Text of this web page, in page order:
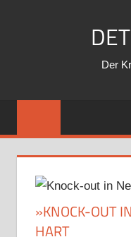
Der
»KNOCK-OUT
HART